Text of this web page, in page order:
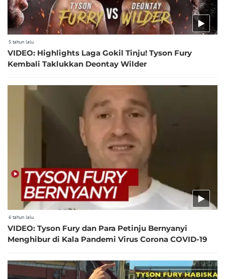
5 tahun lalu
VIDEO: Highlights Laga Gokil Tinju! Tyson Fury
Kembali Taklukkan Deontay Wilder
6 tahun lalu
VIDEO: Tyson Fury dan Para Petinju Bernyanyi
Menghibur di Kala Pandemi Virus Corona COVID-19